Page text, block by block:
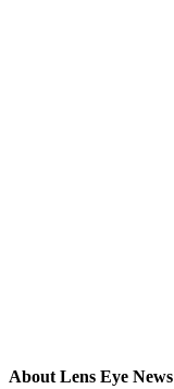
About Lens Eye News